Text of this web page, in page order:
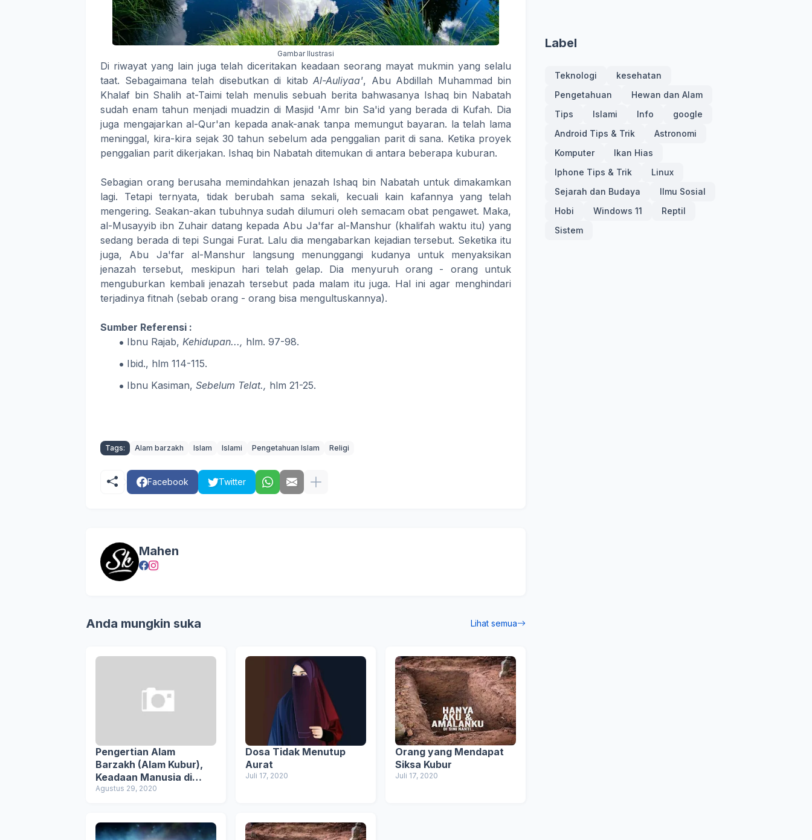
Gambar Ilustrasi
Di riwayat yang lain juga telah diceritakan keadaan seorang mayat mukmin yang selalu
taat. Sebagaimana telah disebutkan di kitab Al-Auliyaa', Abu Abdillah Muhammad bin
Khalaf bin Shalih at-Taimi telah menulis sebuah berita bahwasanya Ishaq bin Nabatah
sudah enam tahun menjadi muadzin di Masjid 'Amr bin Sa'id yang berada di Kufah. Dia
juga mengajarkan al-Qur'an kepada anak-anak tanpa memungut bayaran. la telah lama
meninggal, kira-kira sejak 30 tahun sebelum ada penggalian parit di sana. Ketika proyek
penggalian parit dikerjakan. Ishaq bin Nabatah ditemukan di antara beberapa kuburan.
Sebagian orang berusaha memindahkan jenazah Ishaq bin Nabatah untuk dimakamkan
lagi. Tetapi ternyata, tidak berubah sama sekali, kecuali kain kafannya yang telah
mengering. Seakan-akan tubuhnya sudah dilumuri oleh semacam obat pengawet. Maka,
al-Musayyib ibn Zuhair datang kepada Abu Ja'far al-Manshur (khalifah waktu itu) yang
sedang berada di tepi Sungai Furat. Lalu dia mengabarkan kejadian tersebut. Seketika itu
juga, Abu Ja'far al-Manshur langsung menunggangi kudanya untuk menyaksikan
jenazah tersebut, meskipun hari telah gelap. Dia menyuruh orang - orang untuk
menguburkan kembali jenazah tersebut pada malam itu juga. Hal ini agar menghindari
terjadinya fitnah (sebab orang - orang bisa mengultuskannya).
Sumber Referensi :
Ibnu Rajab,Kehidupan..., hlm. 97-98.
Ibid., hlm 114-115.
Ibnu Kasiman,Sebelum Telat., hlm 21-25.
Tags: Alam barzakh Islam Islami Pengetahuan Islam Religi
Facebook Twitter
Mahen
Anda mungkin suka Lihat semua
Pengertian Alam
Barzakh (Alam Kubur),
Keadaan Manusia di
Alam Barzakh
Agustus 29, 2020
Dosa Tidak Menutup
Aurat
Juli 17, 2020
Orang yang Mendapat
Siksa Kubur
Juli 17, 2020
Label
Teknologi
kesehatan
Pengetahuan
Hewan dan Alam
Tips
Islami Info
google
Android Tips & Trik
Astronomi
Komputer
Ikan Hias
Iphone Tips & Trik
Linux
Sejarah dan Budaya
Ilmu Sosial
Hobi
Windows 11
Reptil
Sistem